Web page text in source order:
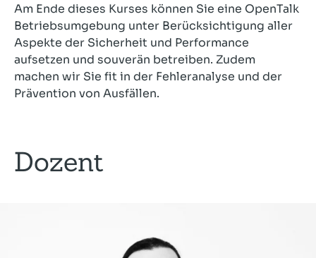
Am Ende dieses Kurses können Sie eine OpenTalk
Betriebsumgebung unter Berücksichtigung aller
Aspekte der Sicherheit und Performance
aufsetzen und souverän betreiben. Zudem
machen wir Sie fit in der Fehleranalyse und der
Prävention von Ausfällen.
Dozent